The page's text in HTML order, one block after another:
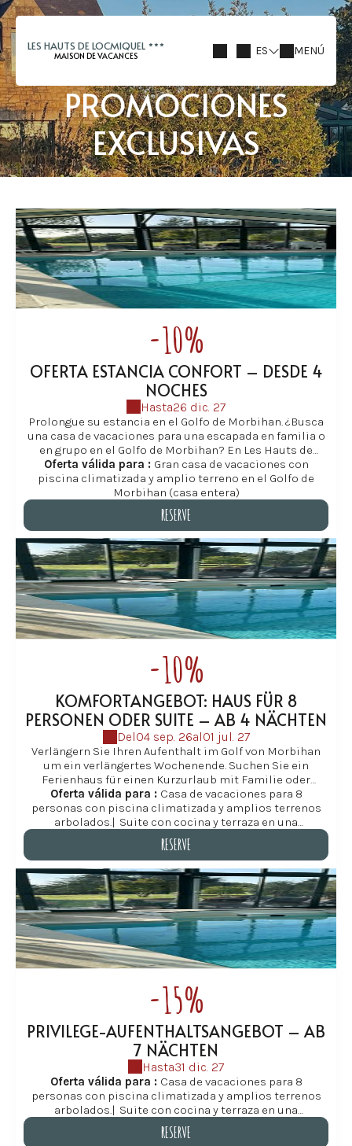
LES HAUTS DE LOCMIQUEL
MAISON DE VACANCES ES MENÚ
PROMOCIONES
EXCLUSIVAS
-10%
OFERTA ESTANCIA CONFORT – DESDE 4
NOCHES
Hasta26 dic. 27
Prolongue su estancia en el Golfo de Morbihan. ¿Busca
una casa de vacaciones para una escapada en familia o
en grupo en el Golfo de Morbihan? En Les Hauts de
Locmiquel, le ofrecemos una oferta especial a partir de
4 noches (excepto agosto; el descuento se aplica a
estancias de 7 noches o más) en una amplia casa de
vacaciones en Baden, ideal para familias y grupos de
amigos. Al prolongar su estancia, podrá disfrutar
plenamente de los jardines, la piscina cubierta
climatizada (abierta desde mediados de abril hasta
finales de octubre), las playas y los senderos costeros,
todo ello en un entorno tranquilo y natural. Es la
manera perfecta de convertir una escapada corta en
unas auténticas vacaciones en el sur de Bretaña. Les
Hauts de Locmiquel le promete un momento de total
tranquilidad.
Oferta válida para : Gran casa de vacaciones con
piscina climatizada y amplio terreno en el Golfo de
Morbihan (casa entera)
RESERVE
RESERVE
-10%
KOMFORTANGEBOT: HAUS FÜR 8
PERSONEN ODER SUITE – AB 4 NÄCHTEN
Del04 sep. 26al01 jul. 27
Verlängern Sie Ihren Aufenthalt im Golf von Morbihan
um ein verlängertes Wochenende. Suchen Sie ein
Ferienhaus für einen Kurzurlaub mit Familie oder
Freunden im Golf von Morbihan? Les Hauts de
Locmiquel bietet Ihnen ein attraktives Angebot ab 4
Nächten (außer August; Rabatt ab 7 Nächten) in einem
geräumigen Ferienhaus in Baden, ideal für Familien und
Freundesgruppen. Verlängern Sie Ihren Aufenthalt und
genießen Sie das weitläufige Gelände, den beheizten
Innenpool (von Mitte April bis Ende Oktober), die
Strände und die Küstenwege inmitten einer ruhigen und
naturnahen Umgebung. So wird aus einem Kurzurlaub
ein unvergesslicher Urlaub in der Südbretagne. Les
Hauts de Locmiquel verspricht Ihnen Momente der
Ruhe und Entspannung.
Oferta válida para : Casa de vacaciones para 8
personas con piscina climatizada y amplios terrenos
arbolados.| Suite con cocina y terraza en una
encantadora finca con piscina climatizada, cerca de la
playa.
RESERVE
RESERVE
-15%
PRIVILEGE-AUFENTHALTSANGEBOT – AB
7 NÄCHTEN
Hasta31 dic. 27
Oferta válida para : Casa de vacaciones para 8
personas con piscina climatizada y amplios terrenos
arbolados. | Suite con cocina y terraza en una
encantadora finca con piscina climatizada, cerca de la
playa.
RESERVE